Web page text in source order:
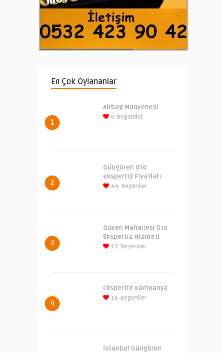
En Çok Oylananlar
1
Airbag Muayenesi
0 Begeniler
2
Güngören Oto
ekspertiz Fiyatları
44 Begeniler
3
Güven Mahallesi Oto
Ekspertiz Hizmeti
13 Begeniler
4
Ekspertiz Kampanya
16 Begeniler
İstanbul Güngören